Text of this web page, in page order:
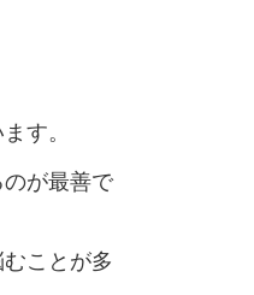
す。
が最善で
ことが多